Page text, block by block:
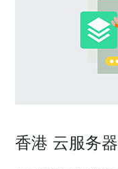
香港 云服务